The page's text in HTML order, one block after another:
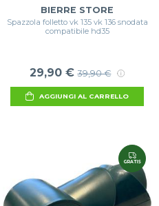
BIERRE STORE
Spazzola folletto vk 135 vk 136 snodata
compatibile hd35
29,90 € 39,90 €
AGGIUNGI AL CARRELLO
GRATIS